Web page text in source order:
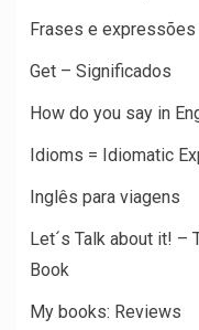
Frases e
Get – Significados
How do you say in
Idioms = Idiomatic
Inglês para viagens
Let´s Talk about it! –
Book
My books: Reviews